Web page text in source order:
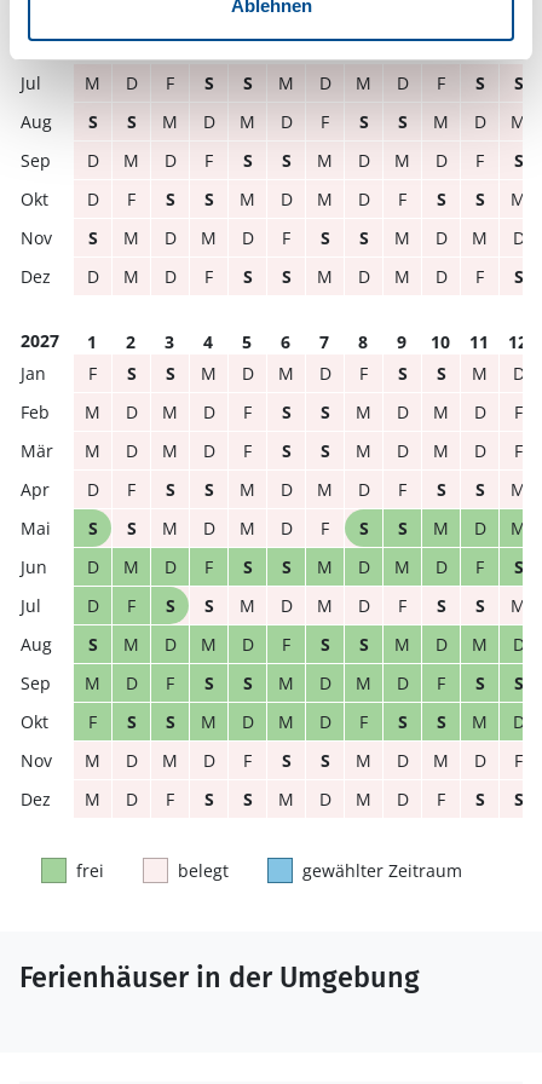
Ablehnen
M
D F S S M D M D F S
S
S
S M D M D F S S M D
M
D
M D F S S M D M D F
S
D
F S S M D M D F S S
M
S
M D M D F S S M D M
D
D
M D F S S M D M D F S
2027 1 2 3 4 5 6 7 8 9 10 11
12
F
S S M D M D F S S M
D
M
D M D F S S M D M D
F
M
D M D F S S M D M D
F
D
F S S M D M D F S S
M
S
S M D M D F S S M D
M
D
M D F S S M D M D F
S
D
F S S M D M D F S S
M
S
M D M D F S S M D M
D
M
D F S S M D M D F S
S
F
S S M D M D F S S M
D
M
D M D F S S M D M D
F
M
D F S S M D M D F S S
frei belegt gewählter Zeitraum
Ferienhäuser in der Umgebung